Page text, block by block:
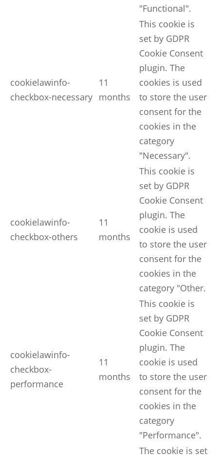
"Functional".
cookielawinfo-
checkbox-necessary
11
months
This cookie is
set by GDPR
Cookie Consent
plugin. The
cookies is used
to store the user
consent for the
cookies in the
category
"Necessary".
cookielawinfo-
checkbox-others
11
months
This cookie is
set by GDPR
Cookie Consent
plugin. The
cookie is used
to store the user
consent for the
cookies in the
category "Other.
cookielawinfo-
checkbox-
performance
11
months
This cookie is
set by GDPR
Cookie Consent
plugin. The
cookie is used
to store the user
consent for the
cookies in the
category
"Performance".
The cookie is set